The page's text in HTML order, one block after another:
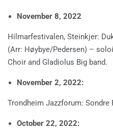
November 8, 2022
Hilmarfestivalen, Steinkjer:
(Arr: Høybye/Pedersen) –
Choir and Gladiolus Big band.
November 2, 2022:
Trondheim Jazzforum: Sondre
October 22, 2022: